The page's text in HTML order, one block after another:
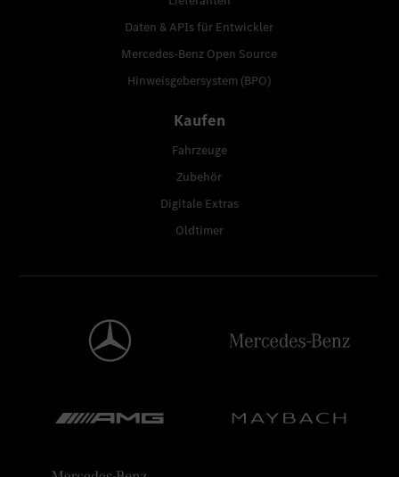
Daten & APIs für Entwickler
Mercedes-Benz Open Source
Hinweisgebersystem (BPO)
Kaufen
Fahrzeuge
Zubehör
Digitale Extras
Oldtimer